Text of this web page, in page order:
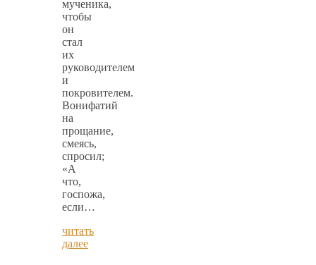
мученика,
чтобы
он
стал
их
руководителем
и
покровителем.
Вонифатий
на
прощание,
смеясь,
спросил;
«А
что,
госпожа,
если…
читать
далее